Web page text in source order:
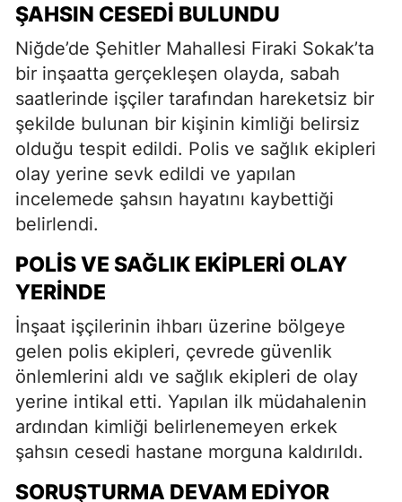
ŞAHSIN CESEDI BULUNDU
Niğde’de Şehitler Mahallesi Firaki Sokak’ta
bir inşaatta gerçekleşen olayda, sabah
saatlerinde işçiler tarafından hareketsiz bir
şekilde bulunan bir kişinin kimliği belirsiz
olduğu tespit edildi. Polis ve sağlık ekipleri
olay yerine sevk edildi ve yapılan
incelemede şahsın hayatını kaybettiği
belirlendi.
POLIS VE SAĞLIK EKIPLERI OLAY
YERINDE
İnşaat işçilerinin ihbarı üzerine bölgeye
gelen polis ekipleri, çevrede güvenlik
önlemlerini aldı ve sağlık ekipleri de olay
yerine intikal etti. Yapılan ilk müdahalenin
ardından kimliği belirlenemeyen erkek
şahsın cesedi hastane morguna kaldırıldı.
SORUŞTURMA DEVAM EDIYOR